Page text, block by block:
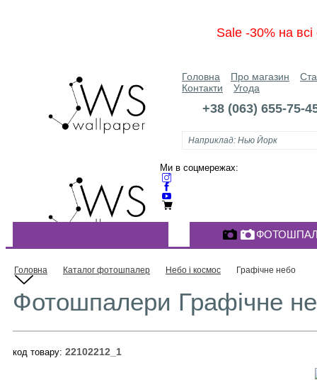
Sale -30% на
Головна Про магазин
Контакти
Угода
+38 (063) 655-75-
Ми в соцмережах:
КАТАЛОГ ФОТОШПАЛЕР
Головна Каталог фотошпалер Небо і космос Графічне небо
Фотошпалери Графічне
код товару: 22102212_1